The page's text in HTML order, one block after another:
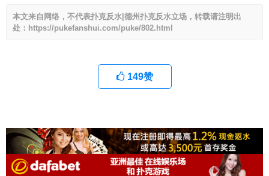
本文来自网络，不代表扑克反水|德州扑克反水立场，转载请注明出
处：https://pukefanshui.com/puke/802.html
149赞